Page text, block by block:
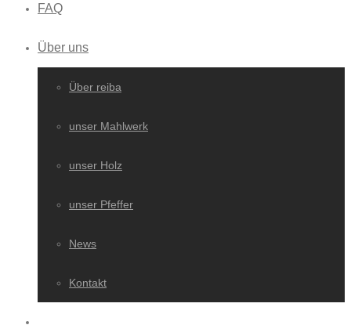
FAQ
Über uns
Über reiba
unser Mahlwerk
unser Holz
unser Pfeffer
News
Kontakt